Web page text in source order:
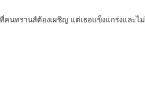
นทรานส์ต้องเผชิญ แต่เธอแข็งแกร่งและไม่